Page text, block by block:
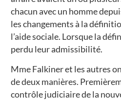
chacun avec un homme
les changements à la
l’aide sociale. Lorsque la
perdu leur admissibilité.
Mme Falkiner et les autres
de deux manières.
contrôle judiciaire de la